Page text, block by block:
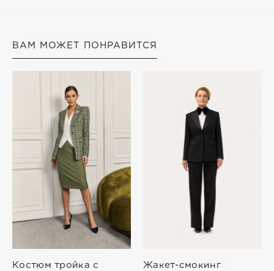
ВАМ МОЖЕТ ПОНРАВИТСЯ
Костюм тройка с
Жакет-смокинг